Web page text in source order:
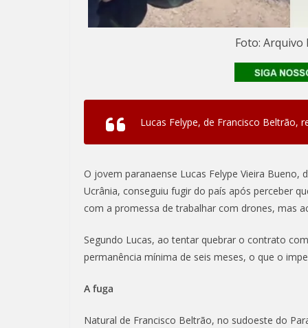
Foto: Arquivo
Lucas Felype, de Francisco Beltrão,
O jovem paranaense Lucas Felype Vieira
Ucrânia, conseguiu fugir do país após perceber
com a promessa de trabalhar com drones, mas
Segundo Lucas, ao tentar quebrar o contrato
permanência mínima de seis meses, o que o
A fuga
Natural de Francisco Beltrão, no sudoeste do